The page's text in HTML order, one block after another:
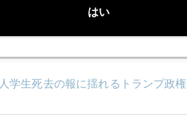
学生死去の報に揺れるトランプ政権
はい